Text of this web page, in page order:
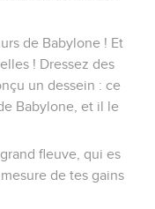
de Babylone ! Et
! Dressez des
un dessein : ce
Babylone, et il le
fleuve, qui es
de tes gains